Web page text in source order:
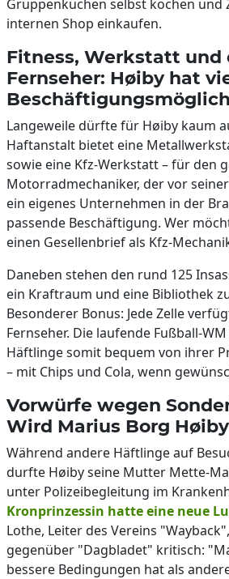
Gruppenküchen selbst kochen und
internen Shop einkaufen.
Fitness, Werkstatt und
Fernseher: Høiby hat
Langeweile dürfte für Høiby kaum
Haftanstalt bietet eine
sowie eine Kfz-Werkstatt – für den
Motorradmechaniker, der vor
ein eigenes Unternehmen in der
passende Beschäftigung. Wer
einen Gesellenbrief als Kfz-
Daneben stehen den rund 125
ein Kraftraum und eine Bibliothek
Besonderer Bonus: Jede Zelle
Fernseher. Die laufende Fußball-
Häftlinge somit bequem von ihrer
– mit Chips und Cola, wenn
Vorwürfe wegen
Wird Marius Borg
Während andere Häftlinge auf
durfte Høiby seine Mutter Mette-
unter Polizeibegleitung im
Kronprinzessin hatte eine neue
Lothe, Leiter des Vereins
gegenüber "Dagbladet" kritisch:
bessere Bedingungen hat als